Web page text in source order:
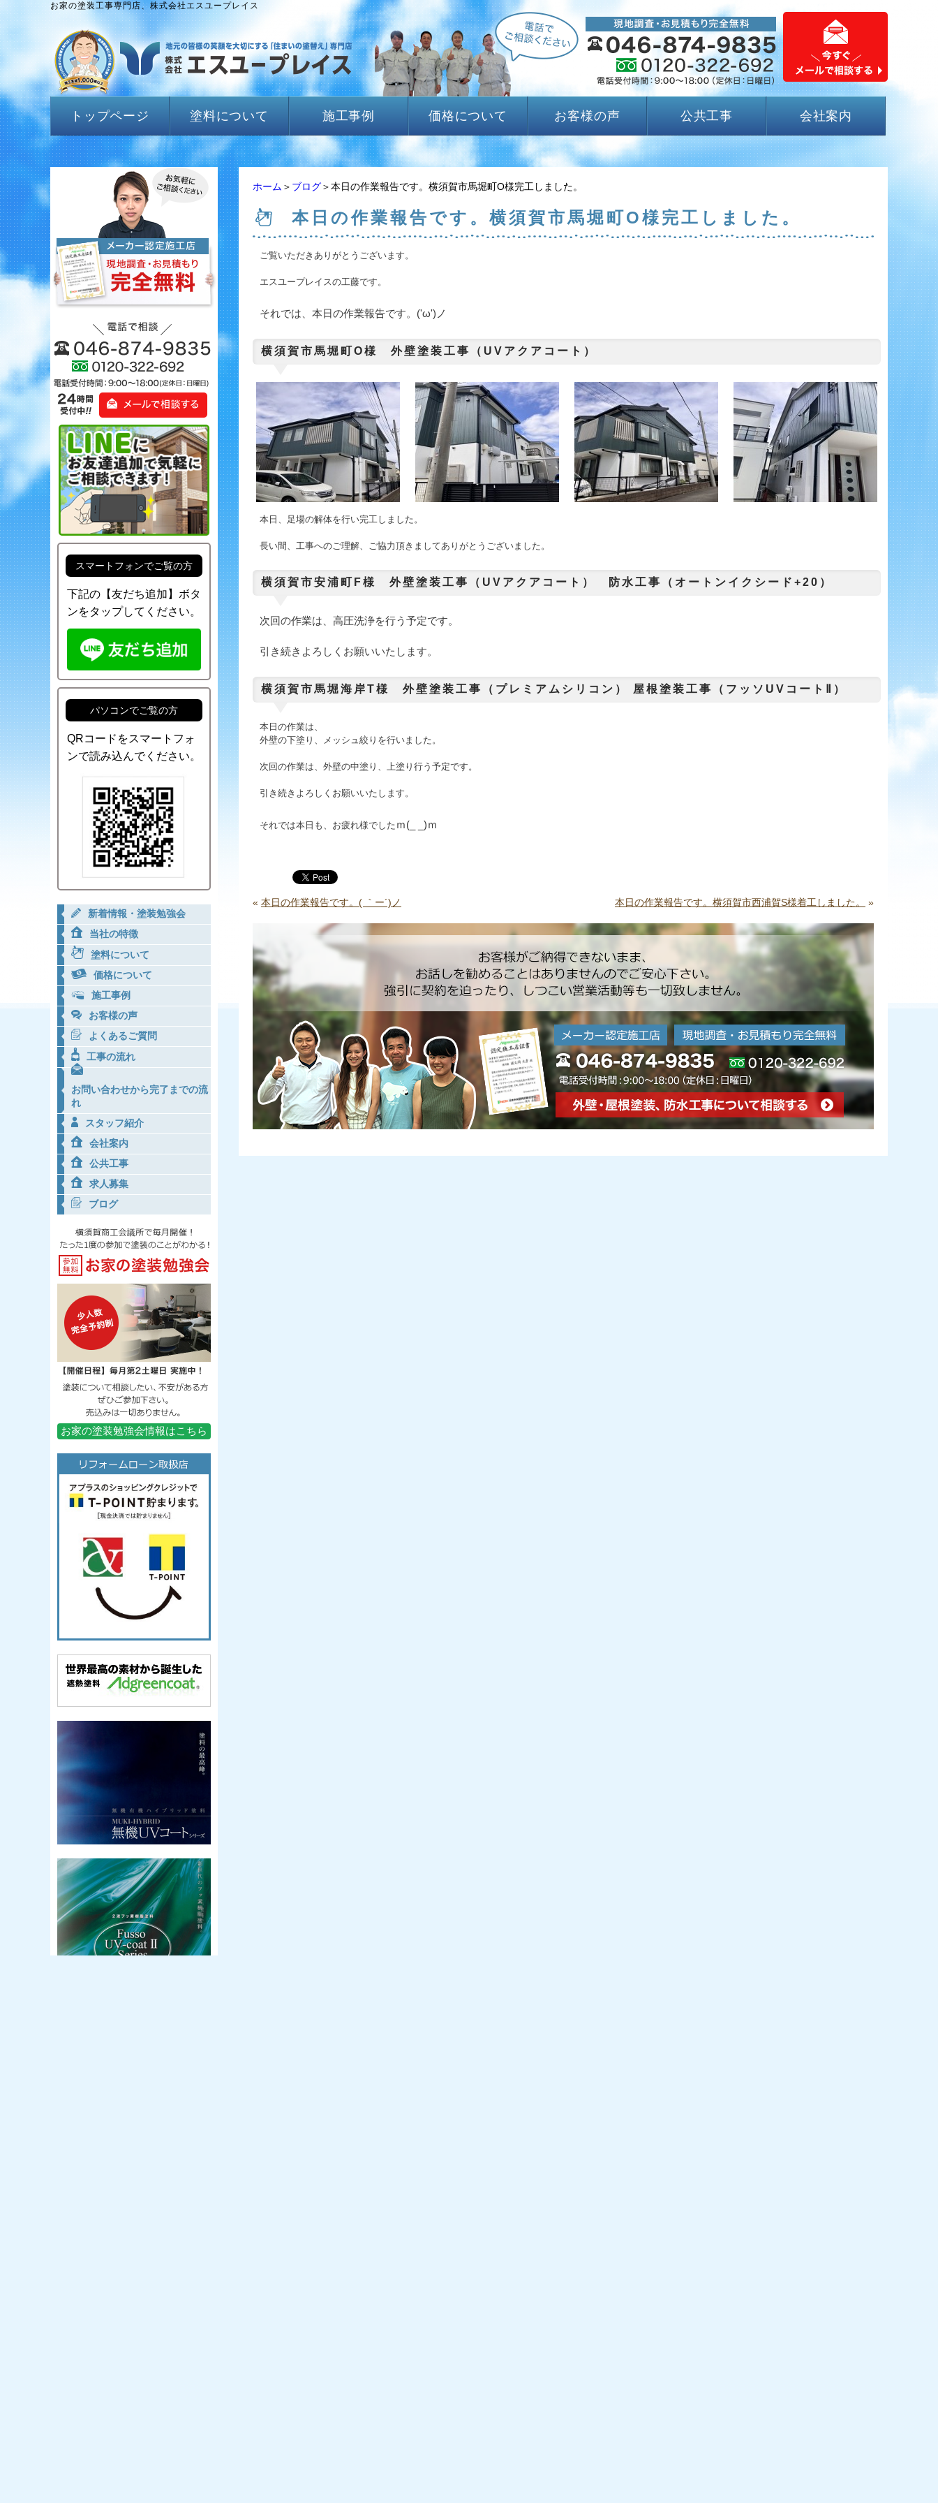
お家の塗装工事専門店、株式会社エスユープレイス
トップページ 塗料について 施工事例 価格について お客様の声 公共工事 会社案内
ホーム ＞ ブログ＞本日の作業報告です。横須賀市馬堀町O様完工しました。
本日の作業報告です。横須賀市馬堀町O様完工しました。
ご覧いただきありがとうございます。
エスユープレイスの工藤です。
それでは、本日の作業報告です。('ω')ノ
横須賀市馬堀町O様 外壁塗装工事（UVアクアコート）
本日、足場の解体を行い完工しました。
長い間、工事へのご理解、ご協力頂きましてありがとうございました。
横須賀市安浦町F様 外壁塗装工事（UVアクアコート） 防水工事（オートンイクシード+20）
次回の作業は、高圧洗浄を行う予定です。
引き続きよろしくお願いいたします。
横須賀市馬堀海岸T様 外壁塗装工事（プレミアムシリコン） 屋根塗装工事（フッソUVコートⅡ）
本日の作業は、
外壁の下塗り、メッシュ絞りを行いました。
次回の作業は、外壁の中塗り、上塗り 行う予定です。
引き続きよろしくお願いいたします。
それでは本日も、お疲れ様でした ｍ(_ _)ｍ
« 本日の作業報告です。( ｀ー´)ノ 本日の作業報告です。横須賀市西浦賀S様着工しました。 »
スマートフォンでご覧の方
下記の【友だち追加】ボタ
ンをタップしてください。
パソコンでご覧の方
QRコードをスマートフォ
ンで読み込んでください。
新着情報・塗装勉強会
当社の特徴
塗料について
価格について
施工事例
お客様の声
よくあるご質問
工事の流れ
お問い合わせから完了までの流
れ
スタッフ紹介
会社案内
公共工事
求人募集
ブログ
お家の塗装勉強会情報はこちら